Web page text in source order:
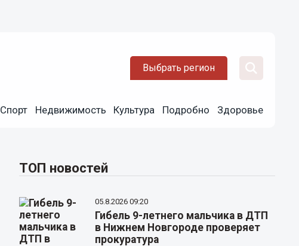
Выбрать регион
Спорт Недвижимость Культура Подробно Здоровье
ТОП новостей
05.8.2026 09:20
Гибель 9-летнего мальчика в ДТП
в Нижнем Новгороде проверяет
прокуратура